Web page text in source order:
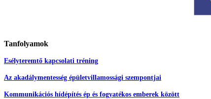
Tanfolyamok
Esélyteremtő kapcsolati tréning
Az akadálymentesség épületvillamossági szempontjai
Kommunikációs hídépítés ép és fogyatékos emberek között